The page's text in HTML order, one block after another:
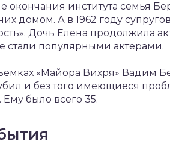
окончания института семья
домом. А в 1962 году
Дочь Елена продолжила
стали популярными актерами.
«Майора Вихря» Вадим
и без того имеющиеся
Ему было всего 35.